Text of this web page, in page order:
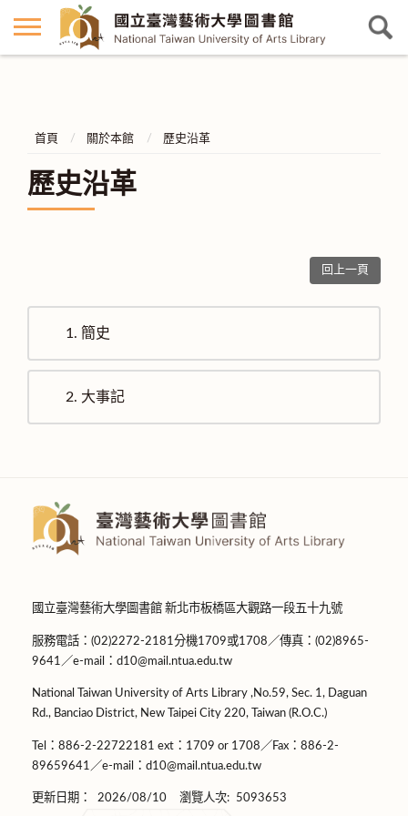
首頁 關於本館 歷史沿革
歷史沿革
回上一頁
1. 簡史
2. 大事記
國立臺灣藝術大學圖書館 新北市板橋區大觀路一段五十九號
服務電話：(02)2272-2181分機1709或1708／傳真：(02)8965-
9641／e-mail：d10@mail.ntua.edu.tw
National Taiwan University of Arts Library ,No.59, Sec. 1, Daguan
Rd., Banciao District, New Taipei City 220, Taiwan (R.O.C.)
Tel：886-2-22722181 ext：1709 or 1708／Fax：886-2-
89659641／e-mail：d10@mail.ntua.edu.tw
更新日期： 2026/08/10 瀏覽人次: 5093653